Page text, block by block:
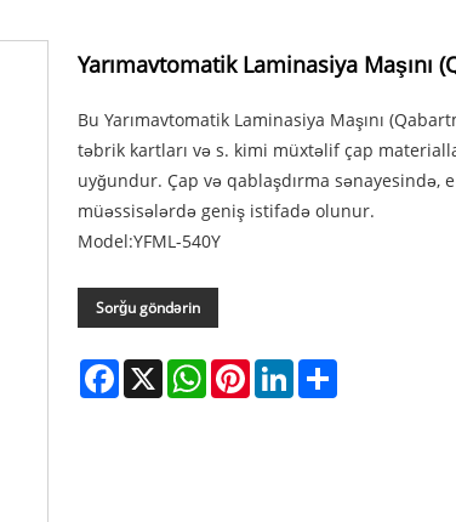
Yarımavtomatik Laminasiya Maşını
Bu Yarımavtomatik Laminasiya Maşını
təbrik kartları və s. kimi müxtəlif çap
uyğundur. Çap və qablaşdırma sənayesində,
müəssisələrdə geniş istifadə olunur.
Model:YFML-540Y
Sorğu göndərin
Facebook
X WhatsAppPinterestLinkedIn